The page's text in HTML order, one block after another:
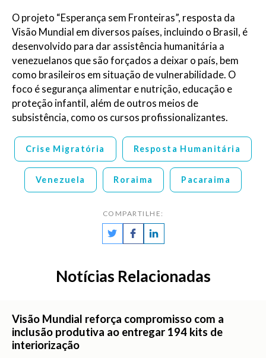
O projeto “Esperança sem Fronteiras”, resposta da
Visão Mundial em diversos países, incluindo o Brasil, é
desenvolvido para dar assistência humanitária a
venezuelanos que são forçados a deixar o país, bem
como brasileiros em situação de vulnerabilidade. O
foco é segurança alimentar e nutrição, educação e
proteção infantil, além de outros meios de
subsistência, como os cursos profissionalizantes.
Crise Migratória Resposta Humanitária
Venezuela Roraima Pacaraima
COMPARTILHE:
Notícias Relacionadas
Visão Mundial reforça compromisso com a
inclusão produtiva ao entregar 194 kits de
interiorização